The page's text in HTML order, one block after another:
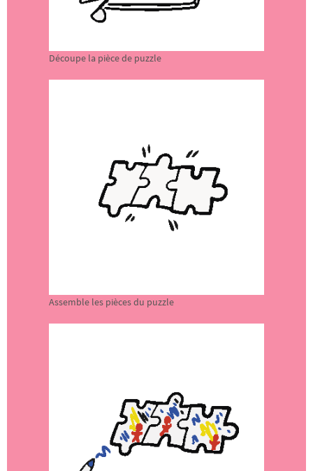
Découpe la pièce de puzzle
Assemble les pièces du puzzle